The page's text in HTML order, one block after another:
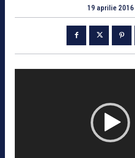
19 aprilie 2016